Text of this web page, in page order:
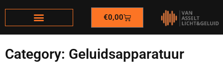
€0,00
Category: Geluidsapparatuur